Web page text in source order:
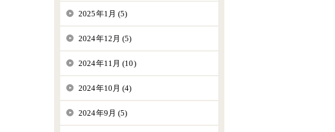
2025年1月 (5)
2024年12月 (5)
2024年11月 (10)
2024年10月 (4)
2024年9月 (5)